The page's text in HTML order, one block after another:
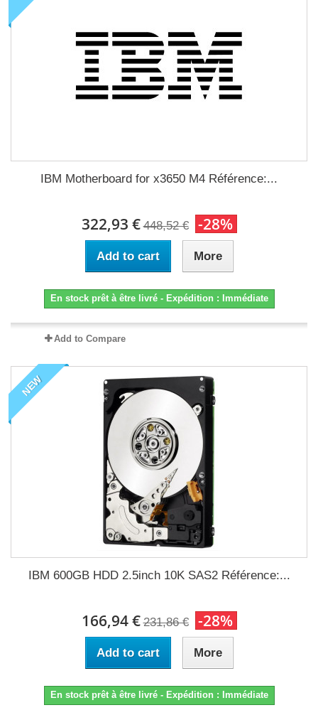
IBM Motherboard for x3650 M4 Référence:...
322,93 € 448,52 € -28%
Add to cart More
En stock prêt à être livré - Expédition : Immédiate
Add to Compare
NEW
IBM 600GB HDD 2.5inch 10K SAS2 Référence:...
166,94 € 231,86 € -28%
Add to cart More
En stock prêt à être livré - Expédition : Immédiate